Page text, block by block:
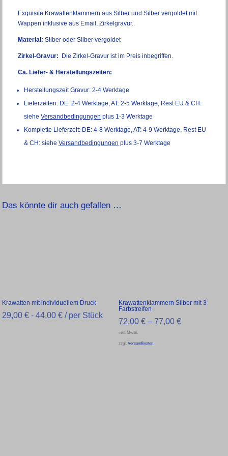
Exquisite Krawattenklammern aus Silber und Silber vergoldet mit
Wappen inklusive aus Email, Zirkelgravur..
Material: Silber oder Silber vergoldet
Zirkel-Gravur: Die Zirkel-Gravur ist im Preis inbegriffen.
Ca. Liefer- & Herstellungszeiten:
Herstellungszeit Gravur: 2-4 Werktage
Lieferzeiten: DE: 2-4 Werktage, AT: 2-5 Werktage, Rest EU & CH:
siehe Versandbedingungen plus 1-3 Werktage
Komplette Lieferzeit: DE: 4-8 Werktage, AT: 4-9 Werktage, Rest EU
& CH: siehe Versandbedingungen plus 3-7 Werktage
Das könnte dir auch gefallen …
Krawatten mit individuellem Druck
29,00 € - 44,00 € / per Stück
Krawattenklammern Silber mit 3
Farbstreifen
72,00 €– 77,00 €
inkl. MwSt.
zzgl. Versandkosten